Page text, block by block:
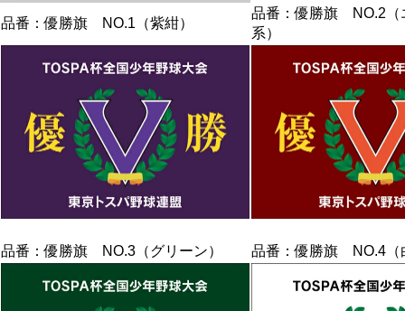
品番：優勝旗 NO.1（紫紺）
品番：優勝旗 NO.2（
系）
品番：優勝旗 NO.3（グリーン） 品番：優勝旗 NO.4（